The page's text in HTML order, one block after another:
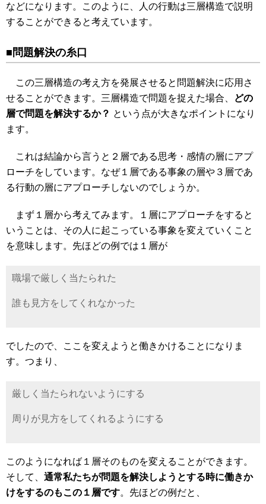
などになります。このように、人の行動は三層構造で説明
することができると考えています。
■問題解決の糸口
この三層構造の考え方を発展させると問題解決に応用さ
せることができます。三層構造で問題を捉えた場合、
どの
層で問題を解決するか？ という点が大きなポイントになり
ます。
これは結論から言うと２層である思考・感情の層にアプ
ローチをしています。なぜ１層である事象の層や３層であ
る行動の層にアプローチしないのでしょうか。
まず１層から考えてみます。１層にアプローチをすると
いうことは、その人に起こっている事象を変えていくこと
を意味します。先ほどの例では１層が
職場で厳しく当たられた
誰も見方をしてくれなかった
でしたので、ここを変えようと働きかけることになりま
す。つまり、
厳しく当たられないようにする
周りが見方をしてくれるようにする
このようになれば１層そのものを変えることができます。
そして、 通常私たちが問題を解決しようとする時に働きか
けをするのもこの１層です。先ほどの例だと、